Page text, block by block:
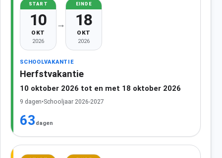
START
10
OKT
2026
→
EINDE
18
OKT
2026
SCHOOLVAKANTIE
Herfstvakantie
10 oktober 2026 tot en met 18 oktober 2026
9 dagen•Schooljaar 2026-2027
63 dagen